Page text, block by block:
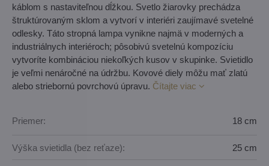
káblom s nastaviteľnou dĺžkou. Svetlo žiarovky prechádza
štruktúrovaným sklom a vytvorí v interiéri zaujímavé svetelné
odlesky. Táto stropná lampa vynikne najmä v moderných a
industriálnych interiéroch; pôsobivú svetelnú kompozíciu
vytvoríte kombináciou niekoľkých kusov v skupinke. Svietidlo
je veľmi nenáročné na údržbu. Kovové diely môžu mať zlatú
alebo striebornú povrchovú úpravu. Čítajte viac
Priemer: 18 cm
Výška svietidla (bez reťaze): 25 cm